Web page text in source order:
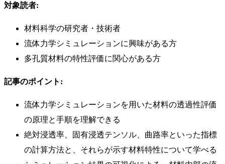
対象読者:
材料科学の研究者・技術者
流体力学シミュレーションに興味がある方
多孔質材料の特性評価に関心がある方
記事のポイント:
流体力学シミュレーションを用いた材料の透過性評価
の原理と手順を理解できる
絶対浸透率、固有浸透テンソル、曲路率といった指標
の計算方法と、それらが示す材料特性について学べる